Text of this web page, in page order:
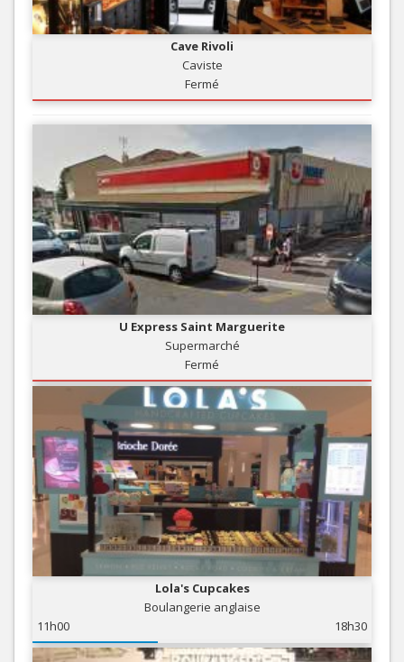
Cave Rivoli
Caviste
Fermé
U Express Saint Marguerite
Supermarché
Fermé
Lola's Cupcakes
Boulangerie anglaise
11h00
18h30